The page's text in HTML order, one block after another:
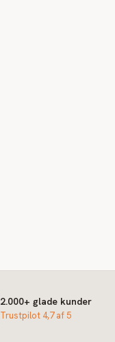
2.000+ glade kunder
Trustpilot 4,7 af 5